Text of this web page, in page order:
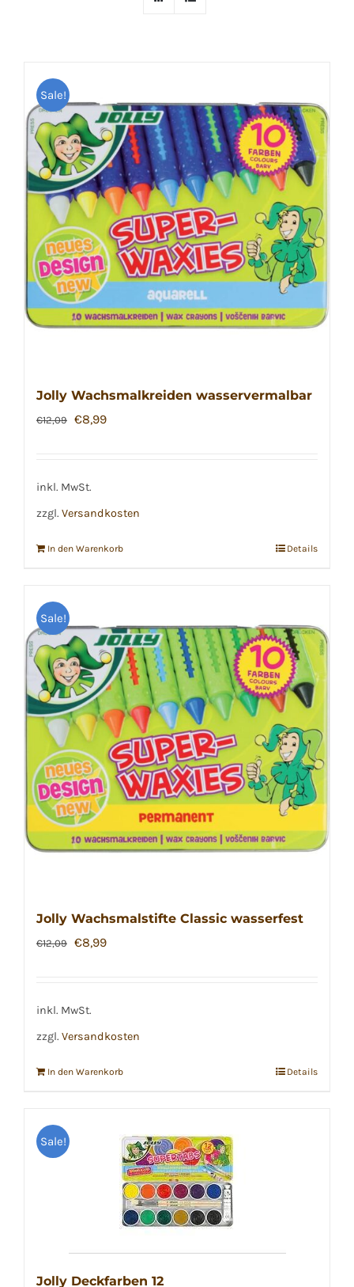
Sale!
Jolly Wachsmalkreiden wasservermalbar
€12,09 Ursprünglicher
€12,09
€8,99Aktueller
inkl. MwSt.
zzgl. Versandkosten
In den Warenkorb Details
Sale!
Jolly Wachsmalstifte Classic wasserfest
€12,09 Ursprünglicher
€12,09
€8,99Aktueller
inkl. MwSt.
zzgl. Versandkosten
In den Warenkorb Details
Sale!
Jolly Deckfarben 12